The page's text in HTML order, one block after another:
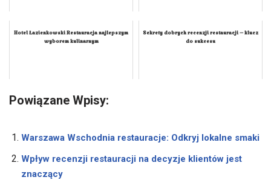
Hotel Łazienkowski Restauracja najlepszym
wyborem kulinarnym
Sekrety dobrych recenzji restauracji – klucz
do sukcesu
Powiązane Wpisy:
Warszawa Wschodnia restauracje: Odkryj lokalne smaki
Wpływ recenzji restauracji na decyzje klientów jest
znaczący